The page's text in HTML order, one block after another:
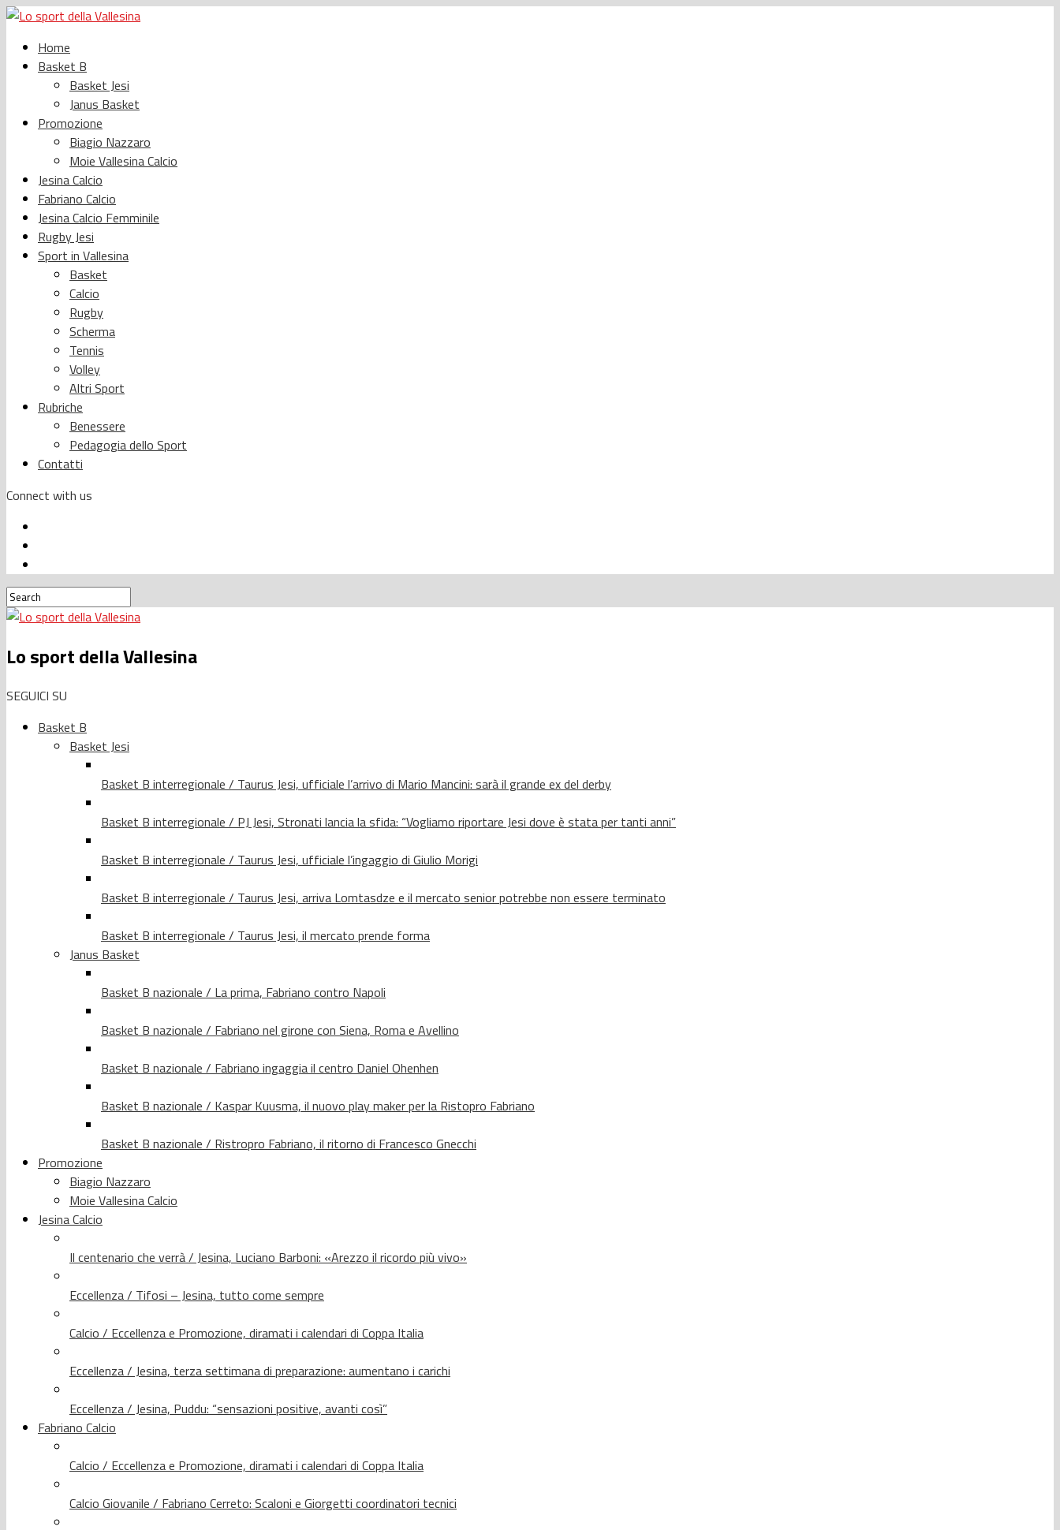
Home
Basket B
Basket Jesi
Janus Basket
Promozione
Biagio Nazzaro
Moie Vallesina Calcio
Jesina Calcio
Fabriano Calcio
Jesina Calcio Femminile
Rugby Jesi
Sport in Vallesina
Basket
Calcio
Rugby
Scherma
Tennis
Volley
Altri Sport
Rubriche
Benessere
Pedagogia dello Sport
Contatti
Connect with us
Lo sport della Vallesina
SEGUICI SU
Basket B
Basket Jesi
Basket B interregionale / Taurus Jesi, ufficiale l’arrivo di Mario Mancini: sarà il grande ex del derby
Basket B interregionale / PJ Jesi, Stronati lancia la sfida: “Vogliamo riportare Jesi dove è stata per tanti anni”
Basket B interregionale / Taurus Jesi, ufficiale l’ingaggio di Giulio Morigi
Basket B interregionale / Taurus Jesi, arriva Lomtasdze e il mercato senior potrebbe non essere terminato
Basket B interregionale / Taurus Jesi, il mercato prende forma
Janus Basket
Basket B nazionale / La prima, Fabriano contro Napoli
Basket B nazionale / Fabriano nel girone con Siena, Roma e Avellino
Basket B nazionale / Fabriano ingaggia il centro Daniel Ohenhen
Basket B nazionale / Kaspar Kuusma, il nuovo play maker per la Ristopro Fabriano
Basket B nazionale / Ristropro Fabriano, il ritorno di Francesco Gnecchi
Promozione
Biagio Nazzaro
Moie Vallesina Calcio
Jesina Calcio
Il centenario che verrà / Jesina, Luciano Barboni: «Arezzo il ricordo più vivo»
Eccellenza / Tifosi – Jesina, tutto come sempre
Calcio / Eccellenza e Promozione, diramati i calendari di Coppa Italia
Eccellenza / Jesina, terza settimana di preparazione: aumentano i carichi
Eccellenza / Jesina, Puddu: “sensazioni positive, avanti così”
Fabriano Calcio
Calcio / Eccellenza e Promozione, diramati i calendari di Coppa Italia
Calcio Giovanile / Fabriano Cerreto: Scaloni e Giorgetti coordinatori tecnici